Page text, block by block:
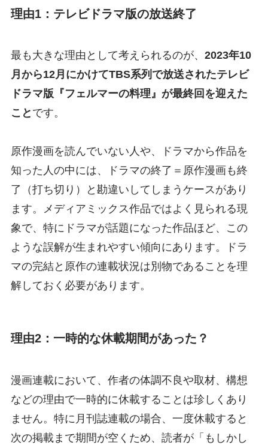
理由1：テレビドラマ版の放送終了
最も大きな理由として考えられるのが、 2023年10
月から12月にかけてTBS系列で放送されたテレビ
ドラマ版『フェルマーの料理』が最終回を迎えた
こと です。
原作漫画を読んでいない人や、ドラマから作品を
知った人の中には、ドラマの終了＝原作漫画も終
了（打ち切り）と勘違いしてしまうケースがあり
ます。メディアミックス作品ではよく見られる現
象で、特にドラマが話題になった作品ほど、この
ような誤解が生まれやすい傾向にあります。ドラ
マの完結と原作の連載状況は別物であることを理
解しておく必要があります。
理由2：一時的な休載期間があった？
漫画連載において、作者の体調不良や取材、構想
などの理由で一時的に休載することは珍しくあり
ません。特に月刊誌連載の場合、一度休載すると
次の掲載まで期間が空くため、読者が「もしかし